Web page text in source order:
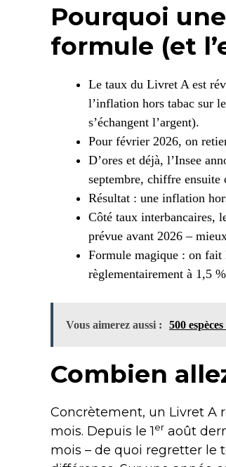
Pourquoi
formule (et
Le taux du Livret A est
l’inflation hors tabac sur
s’échangent l’argent).
Pour février 2026, on
D’ores et déjà, l’Insee
septembre, chiffre ensuite
Résultat : une inflation
Côté taux interbancaires,
prévue avant 2026 –
Formule magique : on fait
règlementairement à 1,5
Vous aimerez aussi : 500
Combien
Concrètement, un Livret A
mois. Depuis le 1er août
mois – de quoi regretter le